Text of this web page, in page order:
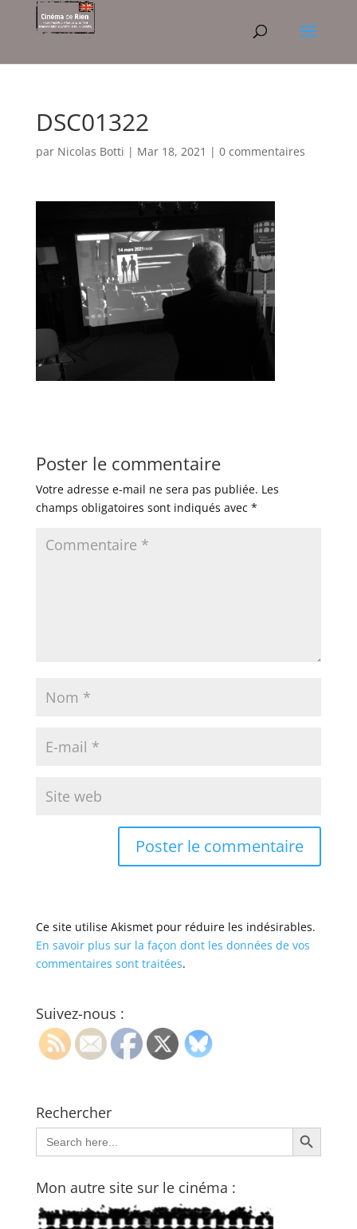
DSC01322
par Nicolas Botti | Mar 18, 2021 | 0 commentaires
Poster le commentaire
Votre adresse e-mail ne sera pas publiée. Les
champs obligatoires sont indiqués avec *
Ce site utilise Akismet pour réduire les indésirables.
En savoir plus sur la façon dont les données de vos
commentaires sont traitées.
Suivez-nous :
Rechercher
Search
for:
Search Button
Mon autre site sur le cinéma :